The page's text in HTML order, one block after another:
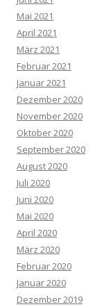
Mai 2021
April 2021
März 2021
Februar 2021
Januar 2021
Dezember 2020
November 2020
Oktober 2020
September 2020
August 2020
Juli 2020
Juni 2020
Mai 2020
April 2020
März 2020
Februar 2020
Januar 2020
Dezember 2019